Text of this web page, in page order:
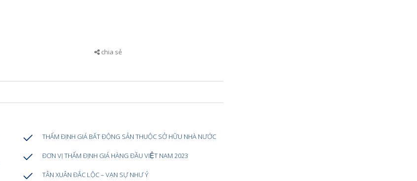
chia sẻ
THẨM ĐỊNH GIÁ BẤT ĐỘNG SẢN THUỘC SỞ HỮU NHÀ NƯỚC
ĐƠN VỊ THẨM ĐỊNH GIÁ HÀNG ĐẦU VIỆT NAM 2023
TÂN XUÂN ĐẮC LỘC – VẠN SỰ NHƯ Ý